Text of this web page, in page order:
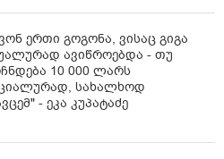
ერთი გოგონა, ვისაც გიგა
ავიწროებდა - თუ
10 000 ლარს
სახალხოდ
- ეკა კუპატაძე